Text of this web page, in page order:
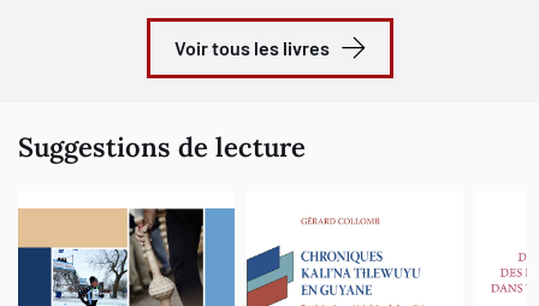
Voir tous les livres
Suggestions de lecture